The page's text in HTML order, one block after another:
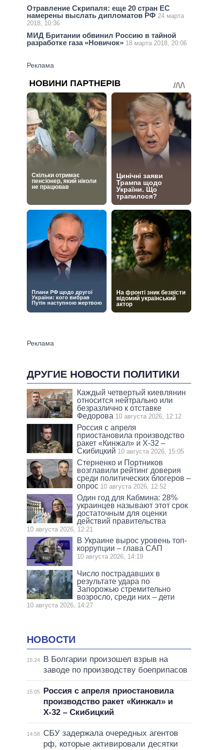
Отравление Скрипаля: еще 20 стран ЕС
намерены выслать дипломатов РФ 24 марта
2018, 10:36
МИД Британии обвинил Россию в тайной
разработке газа «Новичок» 18 марта 2018, 20:06
ДРУГИЕ НОВОСТИ ПОЛИТИКИ
Каждый четвертый киевлянин
относится нейтрально или
безразлично к отставке
Федорова 10 августа 2026, 12:12
Россия с апреля
приостановила производство
ракет «Кинжал» и Х-32 –
Скибицкий 10 августа 2026, 15:05
Стерненко и Портников
возглавили рейтинг доверия
среди политических блогеров –
опрос 10 августа 2026, 12:52
Один год для Кабмина: 28%
украинцев называют этот срок
достаточным для оценки
действий правительства
10 августа 2026, 12:21
В Украине вырос уровень топ-
коррупции – глава САП
10 августа 2026, 14:19
Число пострадавших в
результате удара по
Запорожью стремительно
возросло, среди них – дети
10 августа 2026, 14:27
НОВОСТИ
15:24
В Болгарии произошел взрыв на
заводе по производству боеприпасов
15:05
Россия с апреля приостановила
производство ракет «Кинжал» и
Х-32 – Скибицкий
14:58
СБУ задержала очередных агентов
рф, которые активировали десятки